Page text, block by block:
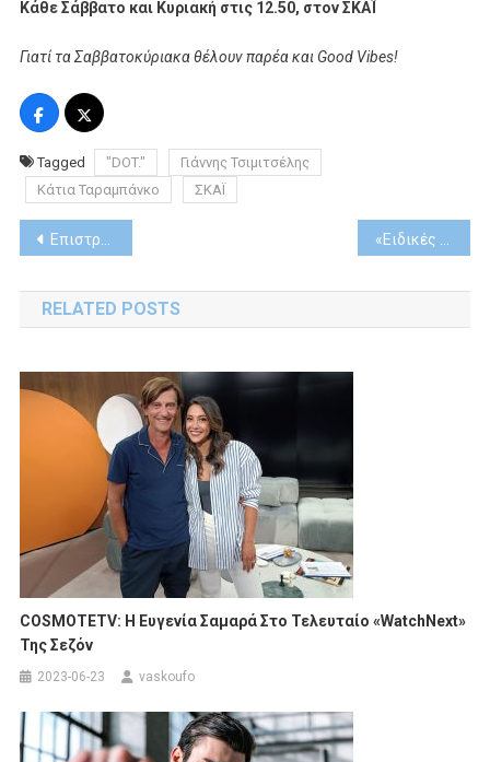
Κάθε Σάββατο και Κυριακή στις 12.50, στον ΣΚΑΪ
Γιατί τα Σαββατοκύριακα θέλουν παρέα και Good Vibes!
Tagged "DOT."
Γιάννης Τσιμιτσέλης
Κάτια Ταραμπάνκο
ΣΚΑΪ
Post
navigation
Επιστρέφουν οι αστυνομικές σειρές δραματικές σειρές «9-1-1» και «9-1-1: Lone Star» στο FOX
RELATED POSTS
COSMOTETV: Η Ευγενία Σαμαρά Στο Τελευταίο «WatchNext»
Της Σεζόν
2023-06-23 vaskoufo